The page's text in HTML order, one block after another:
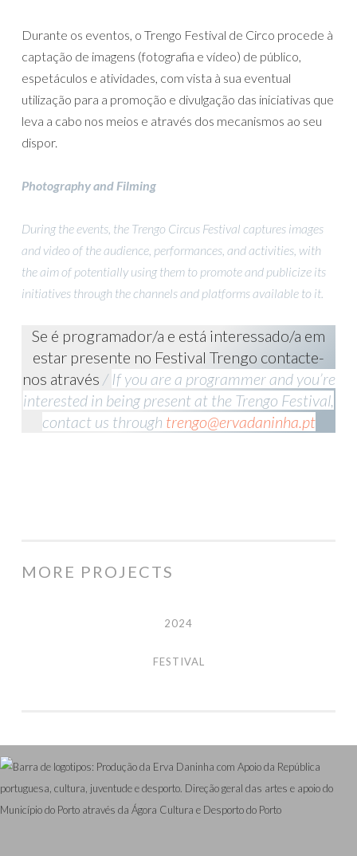
Durante os eventos, o Trengo Festival de Circo procede à
captação de imagens (fotografia e vídeo) de público,
espetáculos e atividades, com vista à sua eventual
utilização para a promoção e divulgação das iniciativas que
leva a cabo nos meios e através dos mecanismos ao seu
dispor.
Photography and Filming
During the events, the Trengo Circus Festival captures images
and video of the audience, performances, and activities, with
the aim of potentially using them to promote and publicize its
initiatives through the channels and platforms available to it.
Se é programador/a e está interessado/a em
estar presente no Festival Trengo contacte-
nos através / If you are a programmer and you’re
interested in being present at the Trengo Festival,
contact us through trengo@ervadaninha.pt
MORE PROJECTS
2024
FESTIVAL